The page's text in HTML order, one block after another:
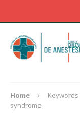
Home Keywords
syndrome